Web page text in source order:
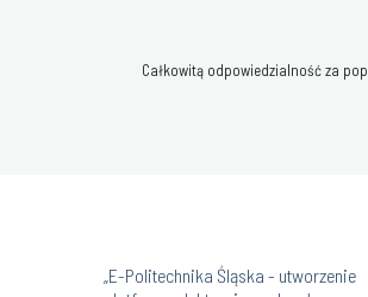
Całkowitą odpowiedzialność za
„E-Politechnika Śląska - utworzenie